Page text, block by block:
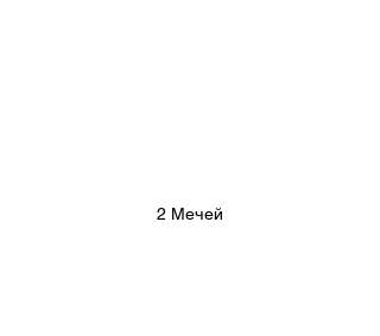
2 Мечей